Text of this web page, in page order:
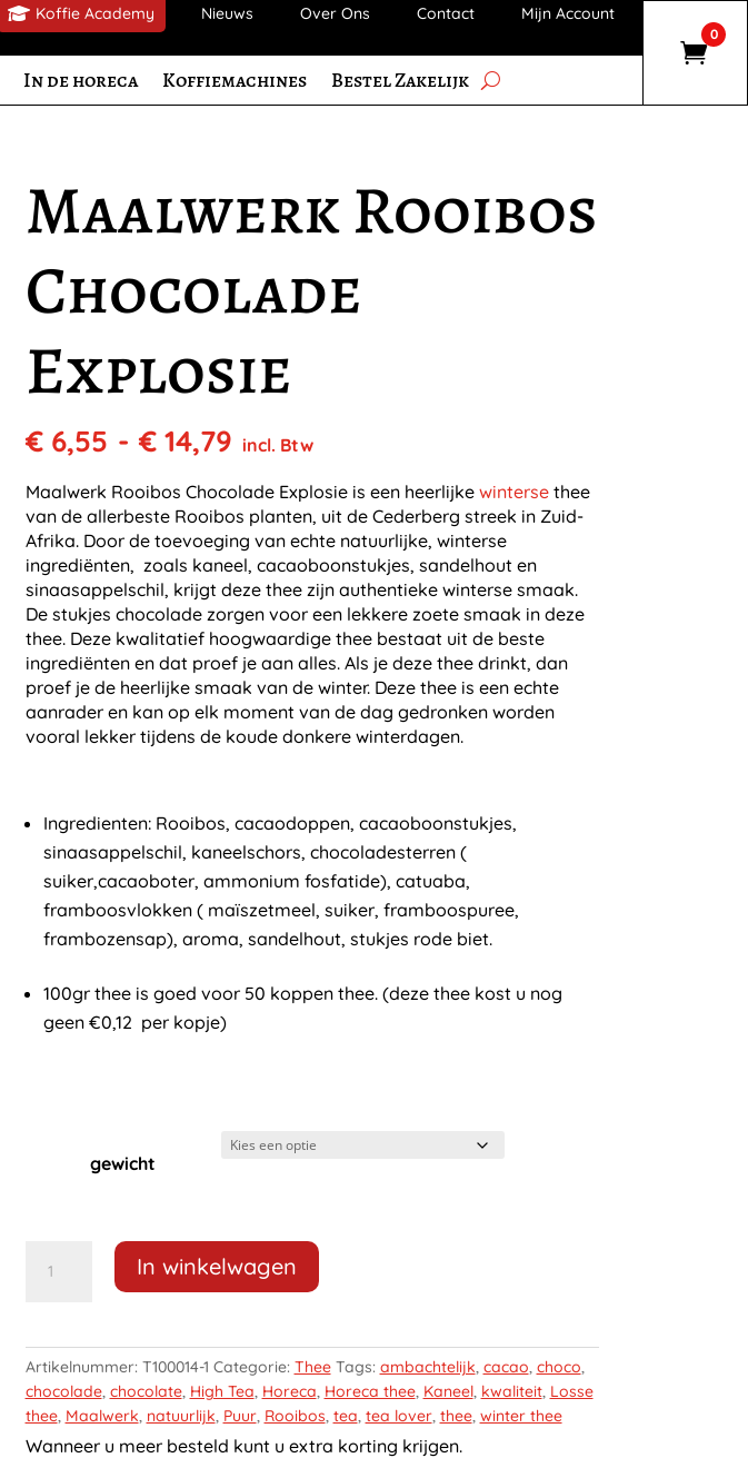
Koffie Academy Nieuws Over Ons Contact Mijn Account
0
In de horeca Koffiemachines Bestel Zakelijk
Maalwerk Rooibos
Chocolade
Explosie
€6,55 - €14,79Prijsklasse:
€ 6,55
tot
€ 14,79
incl. Btw
Maalwerk Rooibos Chocolade Explosie is een heerlijke wintersethee
van de allerbeste Rooibos planten, uit de Cederberg streek in Zuid-
Afrika. Door de toevoeging van echte natuurlijke, winterse
ingrediënten, zoals kaneel, cacaoboonstukjes, sandelhout en
sinaasappelschil, krijgt deze thee zijn authentieke winterse smaak.
De stukjes chocolade zorgen voor een lekkere zoete smaak in deze
thee. Deze kwalitatief hoogwaardige thee bestaat uit de beste
ingrediënten en dat proef je aan alles. Als je deze thee drinkt, dan
proef je de heerlijke smaak van de winter. Deze thee is een echte
aanrader en kan op elk moment van de dag gedronken worden
vooral lekker tijdens de koude donkere winterdagen.
Ingredienten: Rooibos, cacaodoppen, cacaoboonstukjes,
sinaasappelschil, kaneelschors, chocoladesterren (
suiker,cacaoboter, ammonium fosfatide), catuaba,
framboosvlokken ( maïszetmeel, suiker, framboospuree,
frambozensap), aroma, sandelhout, stukjes rode biet.
100gr thee is goed voor 50 koppen thee. (deze thee kost u nog
geen €0,12 per kopje)
gewicht
Rooibos
aantal
In winkelwagen
Artikelnummer: T100014-1 Categorie: Thee Tags: ambachtelijk, cacao, choco,
chocolade, chocolate, High Tea, Horeca, Horeca thee, Kaneel, kwaliteit, Losse
thee, Maalwerk, natuurlijk, Puur, Rooibos, tea, tea lover, thee, winter thee
Wanneer u meer besteld kunt u extra korting krijgen.